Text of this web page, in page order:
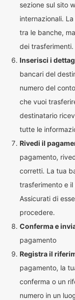
sezione sul sito
internazionali.
tra le banche,
dei trasferimenti.
Inserisci i
bancari del
numero del
che vuoi
destinatario
tutte le
Rivedi il
pagamento,
corretti. La tua
trasferimento e
Assicurati di
procedere.
Conferma e
pagamento
Registra il
pagamento, la
conferma o un
numero in un